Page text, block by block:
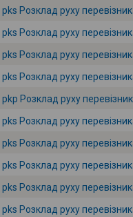
pks Розклад руху
pks Розклад руху
pks Розклад руху
pks Розклад руху
pkp Розклад руху
pks Розклад руху
pks Розклад руху
pks Розклад руху
pks Розклад руху
pks Розклад руху